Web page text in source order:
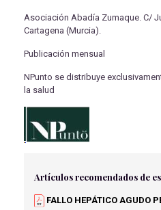
Asociación Abadía Zumaque. C/
Cartagena (Murcia).
Publicación mensual
NPunto se distribuye
la salud
Artículos recomendados de
FALLO HEPÁTICO AGUDO